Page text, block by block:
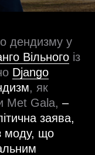
дендизму у
Вільного із
Django
, як
Met Gala, –
заява,
моду, що